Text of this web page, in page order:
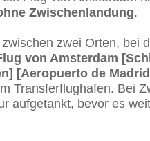
Zwischenlandung.
zwei Orten, bei
von Amsterdam
[Aeropuerto de
Transferflughafen. Bei
aufgetankt, bevor es